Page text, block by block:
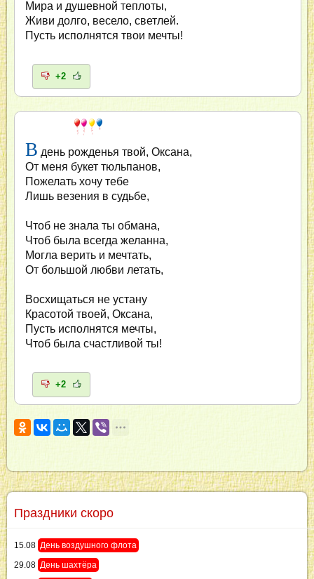
Мира и душевной теплоты,
Живи долго, весело, светлей.
Пусть исполнятся твои мечты!
+2
В день рожденья твой, Оксана,
От меня букет тюльпанов,
Пожелать хочу тебе
Лишь везения в судьбе,
Чтоб не знала ты обмана,
Чтоб была всегда желанна,
Могла верить и мечтать,
От большой любви летать,
Восхищаться не устану
Красотой твоей, Оксана,
Пусть исполнятся мечты,
Чтоб была счастливой ты!
+2
Праздники скоро
15.08 День воздушного флота
29.08 День шахтёра